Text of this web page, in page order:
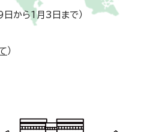
日から1月3日まで）
）